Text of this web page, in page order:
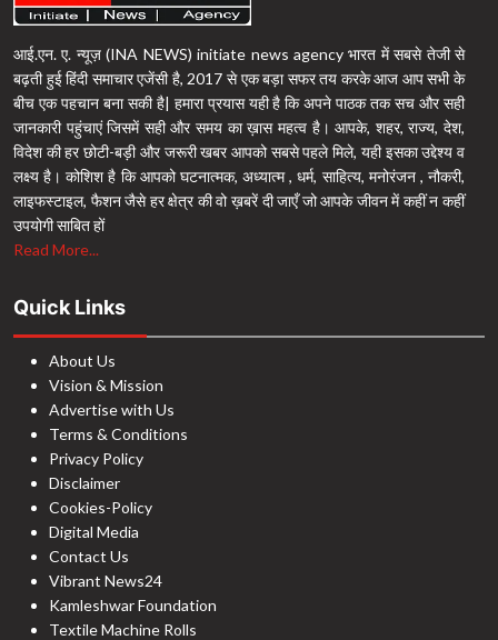
आई.एन. ए. न्यूज़ (INA NEWS) initiate news agency भारत में सबसे तेजी से
बढ़ती हुई हिंदी समाचार एजेंसी है, 2017 से एक बड़ा सफर तय करके आज आप सभी के
बीच एक पहचान बना सकी है| हमारा प्रयास यही है कि अपने पाठक तक सच और सही
जानकारी पहुंचाएं जिसमें सही और समय का ख़ास महत्व है। आपके, शहर, राज्य, देश,
विदेश की हर छोटी-बड़ी और जरूरी खबर आपको सबसे पहले मिले, यही इसका उद्देश्य व
लक्ष्य है। कोशिश है कि आपको घटनात्मक, अध्यात्म , धर्म, साहित्य, मनोरंजन , नौकरी,
लाइफस्टाइल, फैशन जैसे हर क्षेत्र की वो ख़बरें दी जाएँ जो आपके जीवन में कहीं न कहीं
उपयोगी साबित हों
Read More...
Quick Links
About Us
Vision & Mission
Advertise with Us
Terms & Conditions
Privacy Policy
Disclaimer
Cookies-Policy
Digital Media
Contact Us
Vibrant News24
Kamleshwar Foundation
Textile Machine Rolls